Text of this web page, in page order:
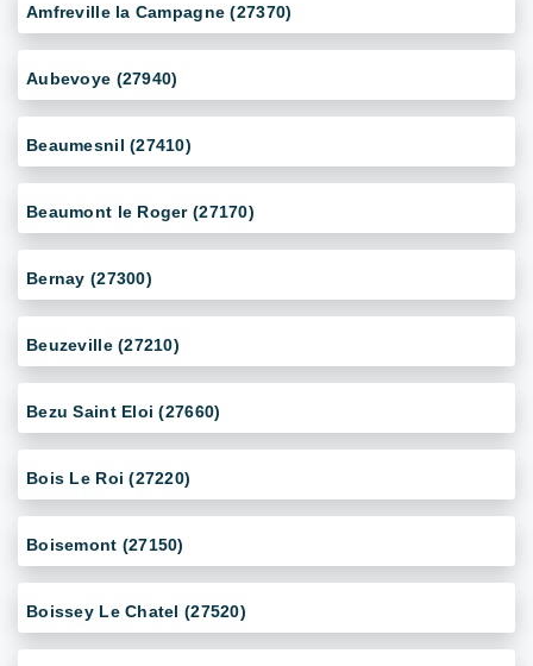
Amfreville la Campagne (27370)
Aubevoye (27940)
Beaumesnil (27410)
Beaumont le Roger (27170)
Bernay (27300)
Beuzeville (27210)
Bezu Saint Eloi (27660)
Bois Le Roi (27220)
Boisemont (27150)
Boissey Le Chatel (27520)